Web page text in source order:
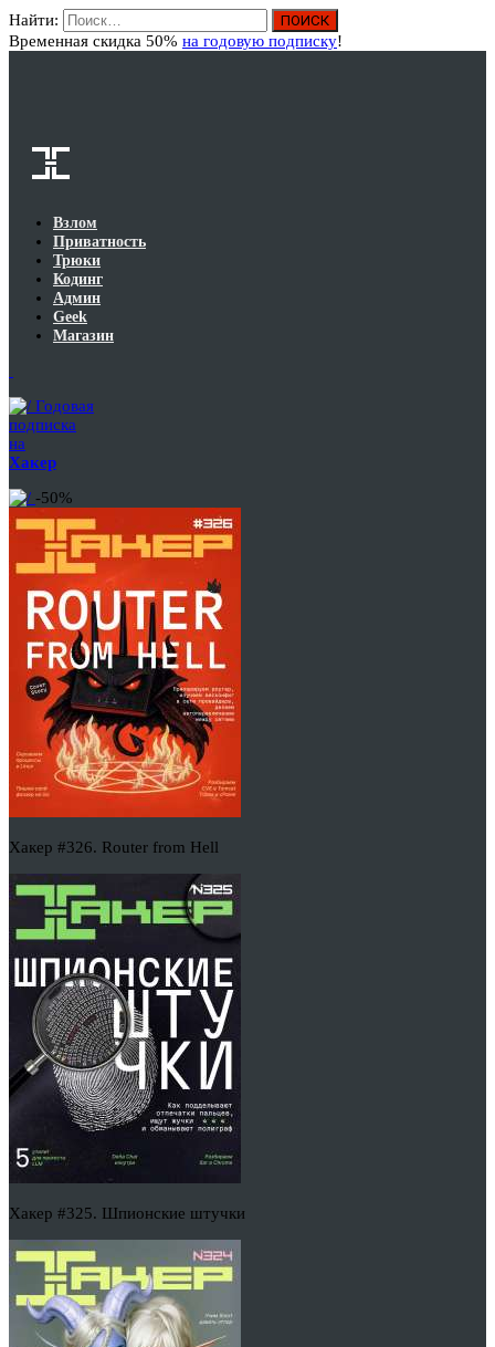
Найти:
Временная скидка 50% на годовую подписку!
Взлом
Приватность
Трюки
Кодинг
Админ
Geek
Магазин
Годовая
подписка
на
Хакер
-50%
Хакер #326. Router from Hell
Хакер #325. Шпионские штучки